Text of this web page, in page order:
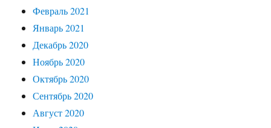
Февраль 2021
Январь 2021
Декабрь 2020
Ноябрь 2020
Октябрь 2020
Сентябрь 2020
Август 2020